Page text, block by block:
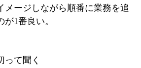
メージしながら順番に業務を追
1番良い。
て聞く